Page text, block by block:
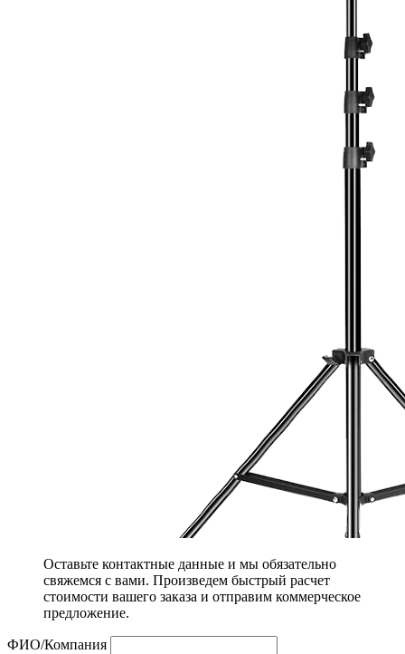
Оставьте контактные данные и мы обязательно
свяжемся с вами. Произведем быстрый расчет
стоимости вашего заказа и отправим коммерческое
предложение.
ФИО/Компания